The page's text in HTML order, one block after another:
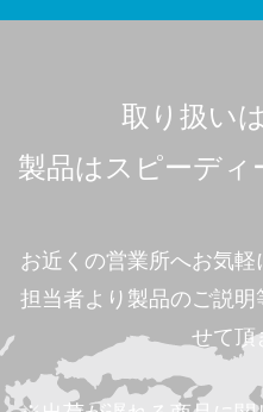
取り扱い
製品はスピーディ
お近くの営業所へお気軽
担当者より製品のご説明
せて頂